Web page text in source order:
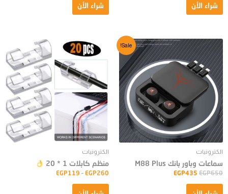
شراء الأن شراء الأن
Sale!
الكترونيات
سماعات وباور بانك M88 Plus
EGP650
EGP435
الكترونيات
منظم كابلات 1 * 20
EGP119 – EGP260